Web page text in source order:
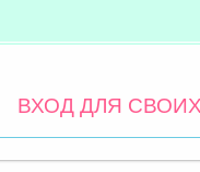
ВХОД ДЛЯ СВОИХ